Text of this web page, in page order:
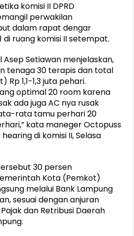
komisi II DPRD
perwakilan
dalam rapat dengar
ruang komisi II setempat.
Setiawan menjelaskan,
tenaga 30 terapis dan total
1,1-1,3 juta pehari.
optimal 20 room karena
ada juga AC nya rusak
rata tamu perhari 20
kata maneger Octopuss
di komisi II, Selasa
30 persen
Kota (Pemkot)
melalui Bank Lampung
sesuai dengan anjuran
dan Retribusi Daerah